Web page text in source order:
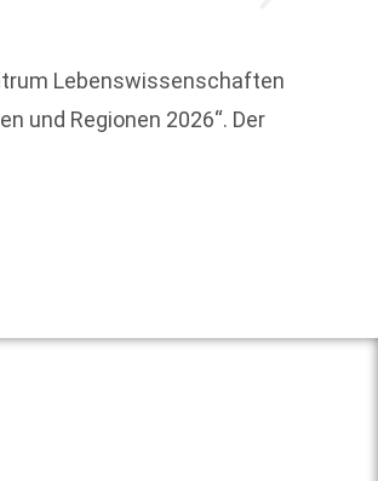
Lebenswissenschaften
und Regionen 2026“. Der